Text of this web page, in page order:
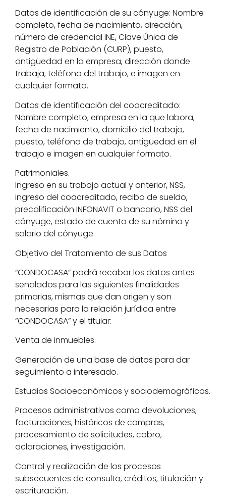
Datos de identificación de su cónyuge: Nombre
completo, fecha de nacimiento, dirección,
número de credencial INE, Clave Única de
Registro de Población (CURP), puesto,
antigüedad en la empresa, dirección donde
trabaja, teléfono del trabajo, e imagen en
cualquier formato.
Datos de identificación del coacreditado:
Nombre completo, empresa en la que labora,
fecha de nacimiento, domicilio del trabajo,
puesto, teléfono de trabajo, antigüedad en el
trabajo e imagen en cualquier formato.
Patrimoniales.
Ingreso en su trabajo actual y anterior, NSS,
ingreso del coacreditado, recibo de sueldo,
precalificación INFONAVIT o bancario, NSS del
cónyuge, estado de cuenta de su nómina y
salario del cónyuge.
Objetivo del Tratamiento de sus Datos
“CONDOCASA” podrá recabar los datos antes
señalados para las siguientes finalidades
primarias, mismas que dan origen y son
necesarias para la relación jurídica entre
“CONDOCASA” y el titular:
Venta de inmuebles.
Generación de una base de datos para dar
seguimiento a interesado.
Estudios Socioeconómicos y sociodemográficos.
Procesos administrativos como devoluciones,
facturaciones, históricos de compras,
procesamiento de solicitudes, cobro,
aclaraciones, investigación.
Control y realización de los procesos
subsecuentes de consulta, créditos, titulación y
escrituración.